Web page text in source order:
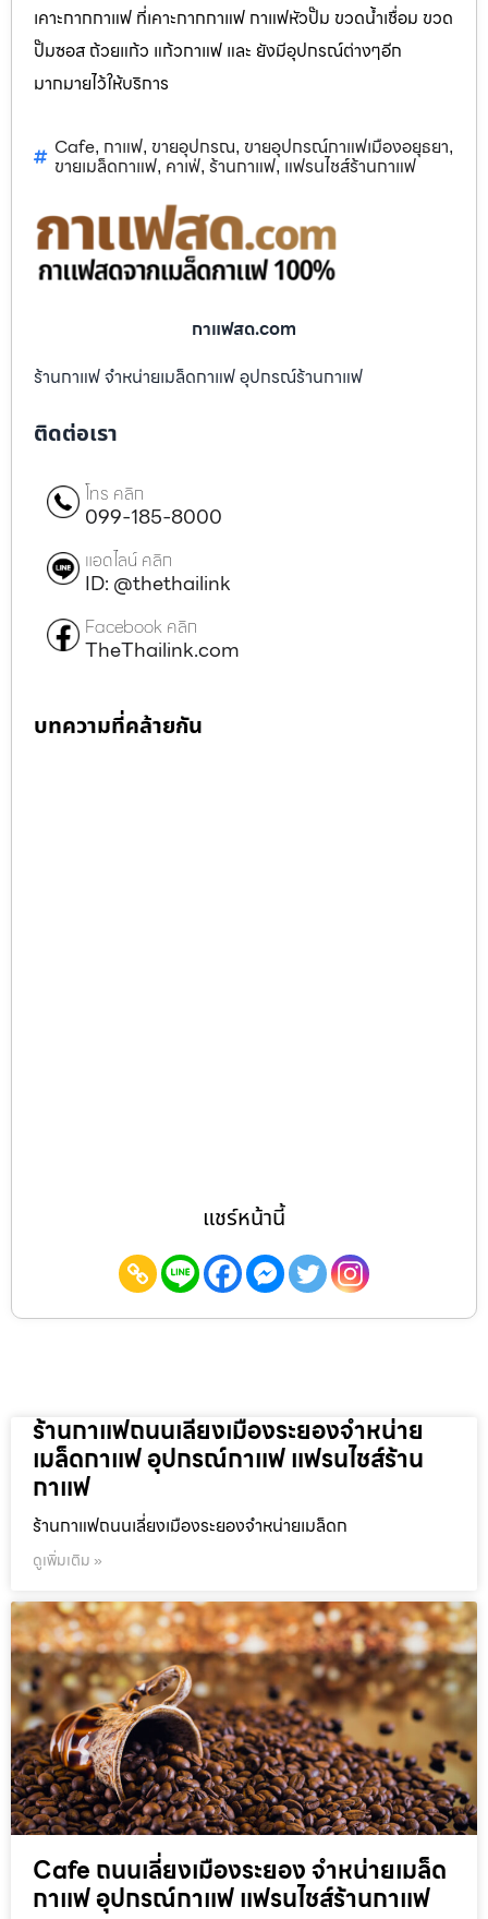
เคาะกากกาแฟ ที่เคาะกากกาแฟ กาแฟหัวปั๊ม ขวดน้ำเชื่อม ขวด
ปั๊มซอส ถ้วยแก้ว แก้วกาแฟ และ ยังมีอุปกรณ์ต่างๆอีก
มากมายไว้ให้บริการ
Cafe, กาแฟ, ขายอุปกรณ, ขายอุปกรณ์กาแฟเมืองอยุธยา,
ขายเมล็ดกาแฟ, คาเฟ่, ร้านกาแฟ, แฟรนไชส์ร้านกาแฟ
กาแฟสด.com
ร้านกาแฟ จำหน่ายเมล็ดกาแฟ อุปกรณ์ร้านกาแฟ
ติดต่อเรา
โทร คลิก
099-185-8000
แอดไลน์ คลิก
ID: @thethailink
Facebook คลิก
TheThailink.com
บทความที่คล้ายกัน
แชร์หน้านี้
ร้านกาแฟถนนเลี่ยงเมืองระยองจำหน่าย
เมล็ดกาแฟ อุปกรณ์กาแฟ แฟรนไชส์ร้าน
กาแฟ
ร้านกาแฟถนนเลี่ยงเมืองระยองจำหน่ายเมล็ดก
ดูเพิ่มเติม »
Cafe ถนนเลี่ยงเมืองระยอง จำหน่ายเมล็ด
กาแฟ อุปกรณ์กาแฟ แฟรนไชส์ร้านกาแฟ